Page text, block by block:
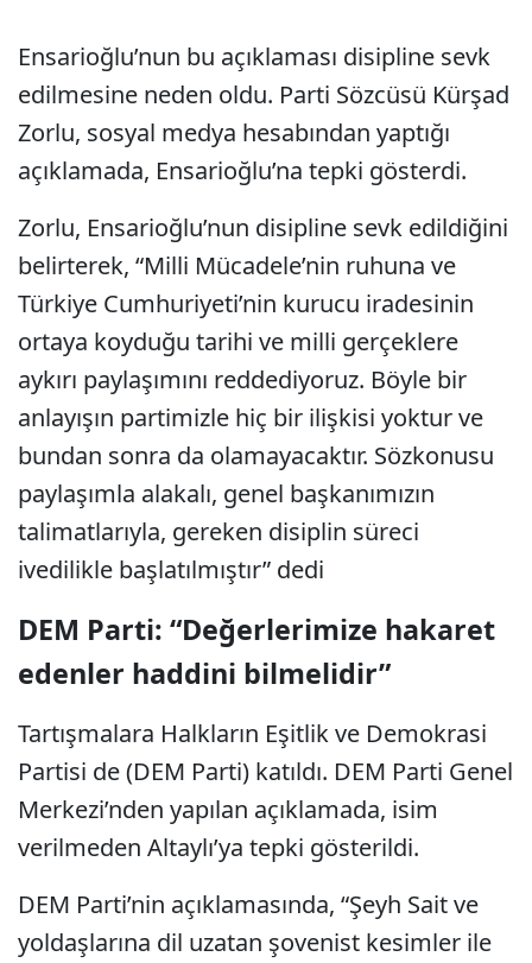
Ensarioğlu’nun bu açıklaması disipline sevk
edilmesine neden oldu. Parti Sözcüsü Kürşad
Zorlu, sosyal medya hesabından yaptığı
açıklamada, Ensarioğlu’na tepki gösterdi.
Zorlu, Ensarioğlu’nun disipline sevk edildiğini
belirterek, “Milli Mücadele’nin ruhuna ve
Türkiye Cumhuriyeti’nin kurucu iradesinin
ortaya koyduğu tarihi ve milli gerçeklere
aykırı paylaşımını reddediyoruz. Böyle bir
anlayışın partimizle hiç bir ilişkisi yoktur ve
bundan sonra da olamayacaktır. Sözkonusu
paylaşımla alakalı, genel başkanımızın
talimatlarıyla, gereken disiplin süreci
ivedilikle başlatılmıştır” dedi
DEM Parti: “Değerlerimize hakaret
edenler haddini bilmelidir”
Tartışmalara Halkların Eşitlik ve Demokrasi
Partisi de (DEM Parti) katıldı. DEM Parti Genel
Merkezi’nden yapılan açıklamada, isim
verilmeden Altaylı’ya tepki gösterildi.
DEM Parti’nin açıklamasında, “Şeyh Sait ve
yoldaşlarına dil uzatan şovenist kesimler ile